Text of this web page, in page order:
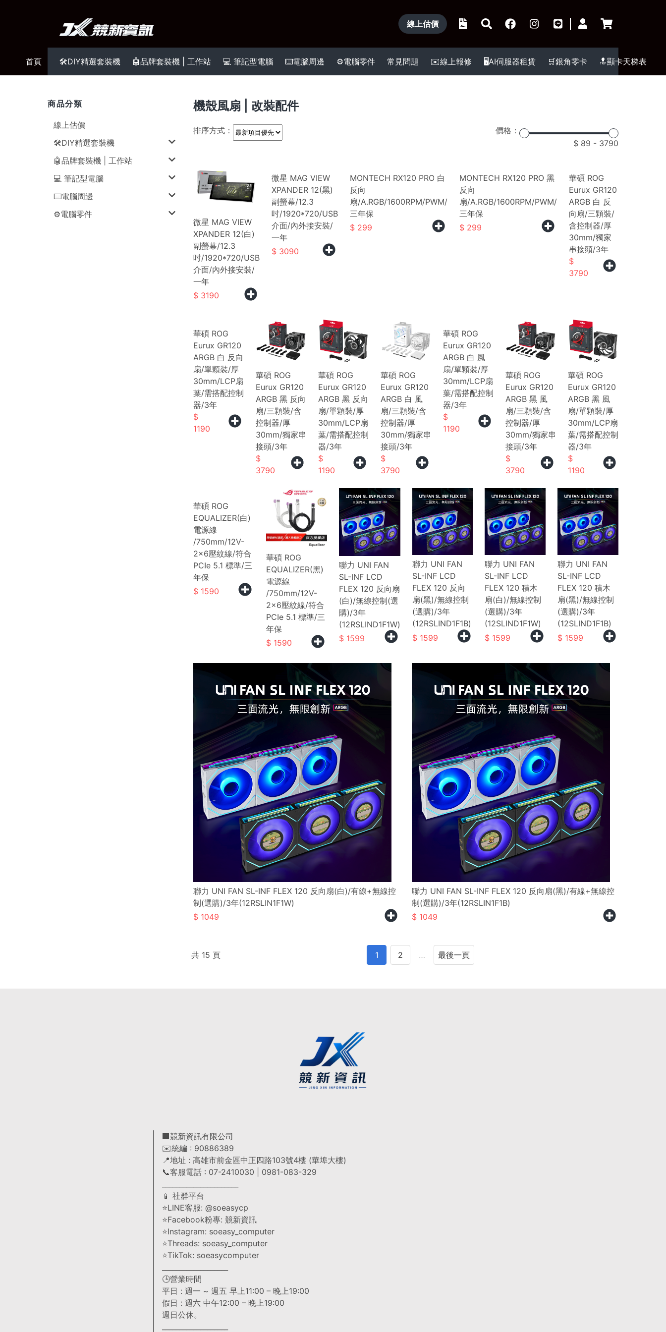
線上估價
首頁 🛠️DIY精選套裝機 🤖品牌套裝機 | 工作站 💻 筆記型電腦 ⌨️電腦周邊 ⚙️電腦零件 常見問題 ✉️線上報修 🖥️AI伺服器租賃 🛒銀角零卡 🔝顯卡天梯表
商品分類
線上估價
🛠️DIY精選套裝機
🤖品牌套裝機 | 工作站
💻 筆記型電腦
⌨️電腦周邊
⚙️電腦零件
機殼風扇 | 改裝配件
排序方式：
價格：
89 - 3790
微星 MAG VIEW
XPANDER 12(白)
副螢幕/12.3
吋/1920*720/USB
介面/內外接安裝/
一年
3190
微星 MAG VIEW
XPANDER 12(黑)
副螢幕/12.3
吋/1920*720/USB
介面/內外接安裝/
一年
3090
MONTECH RX120 PRO 白
反向
扇/A.RGB/1600RPM/PWM/
三年保
299
MONTECH RX120 PRO 黑
反向
扇/A.RGB/1600RPM/PWM/
三年保
299
華碩 ROG
Eurux GR120
ARGB 白 反
向扇/三顆裝/
含控制器/厚
30mm/獨家
串接頭/3年
3790
華碩 ROG
Eurux GR120
ARGB 白 反向
扇/單顆裝/厚
30mm/LCP扇
葉/需搭配控制
器/3年
1190
華碩 ROG
Eurux GR120
ARGB 黑 反向
扇/三顆裝/含
控制器/厚
30mm/獨家串
接頭/3年
3790
華碩 ROG
Eurux GR120
ARGB 黑 反向
扇/單顆裝/厚
30mm/LCP扇
葉/需搭配控制
器/3年
1190
華碩 ROG
Eurux GR120
ARGB 白 風
扇/三顆裝/含
控制器/厚
30mm/獨家串
接頭/3年
3790
華碩 ROG
Eurux GR120
ARGB 白 風
扇/單顆裝/厚
30mm/LCP扇
葉/需搭配控制
器/3年
1190
華碩 ROG
Eurux GR120
ARGB 黑 風
扇/三顆裝/含
控制器/厚
30mm/獨家串
接頭/3年
3790
華碩 ROG
Eurux GR120
ARGB 黑 風
扇/單顆裝/厚
30mm/LCP扇
葉/需搭配控制
器/3年
1190
華碩 ROG
EQUALIZER(白)
電源線
/750mm/12V-
2x6壓紋線/符合
PCIe 5.1 標準/三
年保
1590
華碩 ROG
EQUALIZER(黑)
電源線
/750mm/12V-
2x6壓紋線/符合
PCIe 5.1 標準/三
年保
1590
聯力 UNI FAN
SL-INF LCD
FLEX 120 反向扇
(白)/無線控制(選
購)/3年
(12RSLIND1F1W)
1599
聯力 UNI FAN
SL-INF LCD
FLEX 120 反向
扇(黑)/無線控制
(選購)/3年
(12RSLIND1F1B)
1599
聯力 UNI FAN
SL-INF LCD
FLEX 120 積木
扇(白)/無線控制
(選購)/3年
(12SLIND1F1W)
1599
聯力 UNI FAN
SL-INF LCD
FLEX 120 積木
扇(黑)/無線控制
(選購)/3年
(12SLIND1F1B)
1599
聯力 UNI FAN SL-INF FLEX 120 反向扇(白)/有線+無線控
制(選購)/3年(12RSLIN1F1W)
1049
聯力 UNI FAN SL-INF FLEX 120 反向扇(黑)/有線+無線控
制(選購)/3年(12RSLIN1F1B)
1049
1 2 … 最後一頁
共 15 頁
🏢競新資訊有限公司
✉️統編 : 90886389
📍地址 : 高雄市前金區中正四路103號4樓 (華埠大樓)
📞客服電話 : 07-2410030 | 0981-083-329
📱 社群平台
⭐LINE客服: @soeasycp
⭐Facebook粉專: 競新資訊
⭐Instagram: soeasy_computer
⭐Threads: soeasy_computer
⭐TikTok: soeasycomputer
🕒營業時間
平日 : 週一 ~ 週五 早上11:00 – 晚上19:00
假日 : 週六 中午12:00 – 晚上19:00
週日公休。